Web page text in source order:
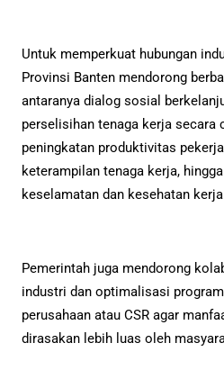
Untuk memperkuat hubungan
Provinsi Banten mendorong
antaranya dialog sosial
perselisihan tenaga kerja secara
peningkatan produktivitas
keterampilan tenaga kerja,
keselamatan dan kesehatan
Pemerintah juga mendorong
industri dan optimalisasi
perusahaan atau CSR agar
dirasakan lebih luas oleh